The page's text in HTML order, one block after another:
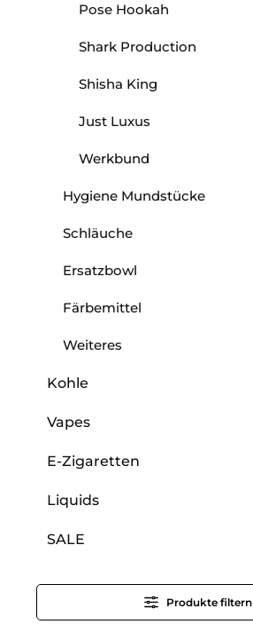
Pose Hookah
Shark Production
Shisha King
Just Luxus
Werkbund
Hygiene Mundstücke
Schläuche
Ersatzbowl
Färbemittel
Weiteres
Kohle
Vapes
E-Zigaretten
Liquids
SALE
Produkte filtern